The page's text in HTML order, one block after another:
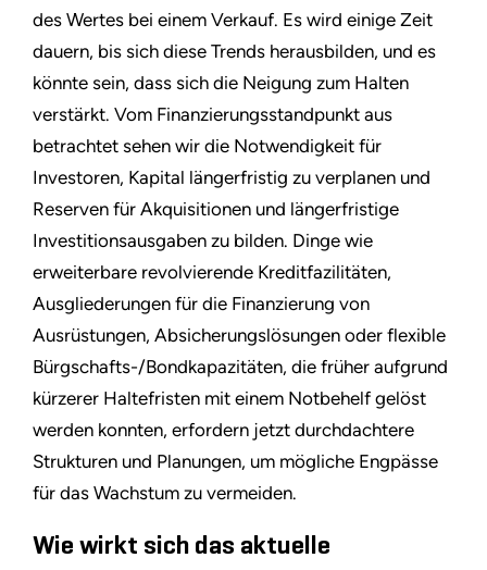
des Wertes bei einem Verkauf. Es wird einige Zeit
dauern, bis sich diese Trends herausbilden, und es
könnte sein, dass sich die Neigung zum Halten
verstärkt. Vom Finanzierungsstandpunkt aus
betrachtet sehen wir die Notwendigkeit für
Investoren, Kapital längerfristig zu verplanen und
Reserven für Akquisitionen und längerfristige
Investitionsausgaben zu bilden. Dinge wie
erweiterbare revolvierende Kreditfazilitäten,
Ausgliederungen für die Finanzierung von
Ausrüstungen, Absicherungslösungen oder flexible
Bürgschafts-/Bondkapazitäten, die früher aufgrund
kürzerer Haltefristen mit einem Notbehelf gelöst
werden konnten, erfordern jetzt durchdachtere
Strukturen und Planungen, um mögliche Engpässe
für das Wachstum zu vermeiden.
Wie wirkt sich das aktuelle